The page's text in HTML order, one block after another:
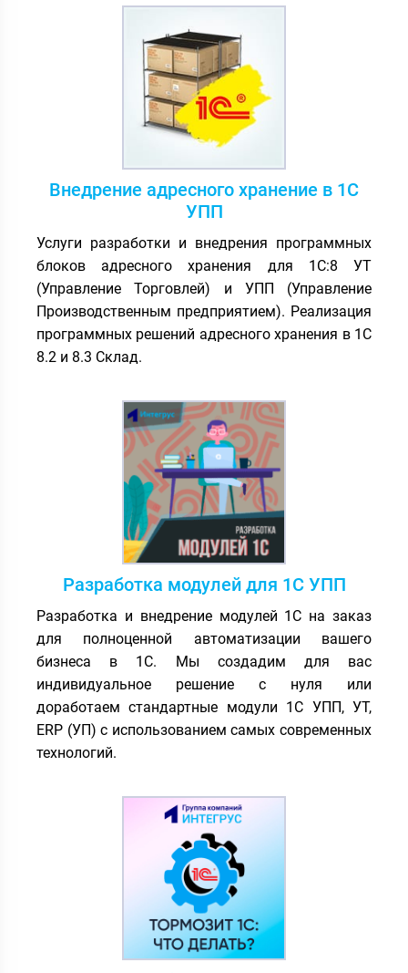
Внедрение адресного хранение в 1С
УПП
Услуги разработки и внедрения программных
блоков адресного хранения для 1С:8 УТ
(Управление Торговлей) и УПП (Управление
Производственным предприятием). Реализация
программных решений адресного хранения в 1С
8.2 и 8.3 Склад.
Разработка модулей для 1С УПП
Разработка и внедрение модулей 1С на заказ
для полноценной автоматизации вашего
бизнеса в 1С. Мы создадим для вас
индивидуальное решение с нуля или
доработаем стандартные модули 1С УПП, УТ,
ERP (УП) с использованием самых современных
технологий.